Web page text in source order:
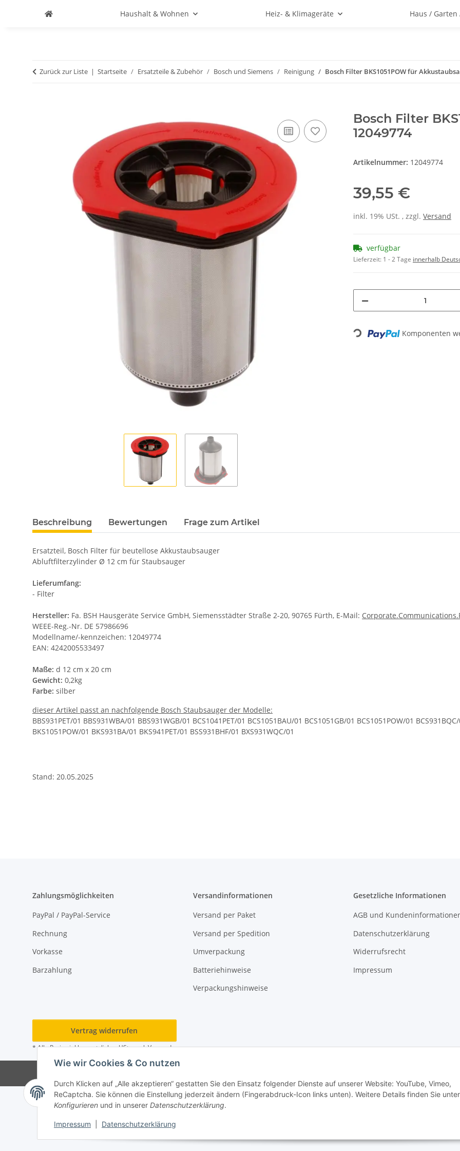
Wie wir Cookies & Co nutzen
Durch Klicken auf „Alle akzeptieren“ gestatten Sie den Einsatz folgender Dienste auf unserer Website: YouTube, Vimeo,
ReCaptcha. Sie können die Einstellung jederzeit ändern (Fingerabdruck-Icon links unten). Weitere Details finden Sie unter
Konfigurieren und in unserer Datenschutzerklärung.
Impressum Datenschutzerklärung
Haushalt & Wohnen Heiz- & Klimageräte Haus / Garten
Zurück zur Liste Startseite Ersatzteile & Zubehör Bosch und Siemens Reinigung Bosch Filter BKS1051POW für
Bosch Filter
12049774
Artikelnummer: 12049774
39,55 €
inkl. 19% USt. , zzgl. Versand
verfügbar
Lieferzeit: 1 - 2 Tage innerhalb
Loading... Komponenten
Beschreibung Bewertungen Frage zum Artikel
Ersatzteil, Bosch Filter für beutellose Akkustaubsauger
Abluftfilterzylinder Ø 12 cm für Staubsauger
Lieferumfang:
- Filter
Hersteller: Fa. BSH Hausgeräte Service GmbH, Siemensstädter Straße 2-20, 90765 Fürth, E-Mail:
WEEE-Reg.-Nr. DE 57986696
Modellname/-kennzeichen: 12049774
EAN: 4242005533497
Maße: d 12 cm x 20 cm
Gewicht: 0,2kg
Farbe: silber
dieser Artikel passt an nachfolgende Bosch Staubsauger der Modelle:
BBS931PET/01 BBS931WBA/01 BBS931WGB/01 BCS1041PET/01 BCS1051BAU/01 BCS1051GB/01 BCS1051POW/01
BKS1051POW/01 BKS931BA/01 BKS941PET/01 BSS931BHF/01 BXS931WQC/01
Stand: 20.05.2025
Zahlungsmöglichkeiten
PayPal / PayPal-Service
Rechnung
Vorkasse
Barzahlung
Versandinformationen
Versand per Paket
Versand per Spedition
Umverpackung
Batteriehinweise
Verpackungshinweise
Gesetzliche Informationen
AGB und
Datenschutzerklärung
Widerrufsrecht
Impressum
Vertrag widerrufen
* Alle Preise inkl. gesetzlicher USt., zzgl.Versand